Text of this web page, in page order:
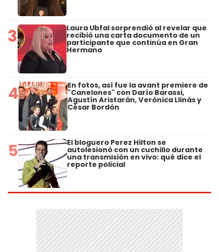
3 Laura Ubfal sorprendió al revelar que
recibió una carta documento de un
participante que continúa en Gran
Hermano
4 En fotos, así fue la avant premiere de
"Canelones" con Darío Barassi,
Agustín Aristarán, Verónica Llinás y
César Bordón
5 El bloguero Perez Hilton se
autolesionó con un cuchillo durante
una transmisión en vivo: qué dice el
reporte policial